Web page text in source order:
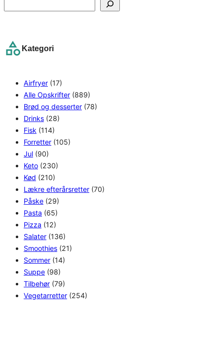
e
c
Kategori
Airfryer (17)
Alle Opskrifter (889)
Brød og desserter (78)
Drinks (28)
Fisk (114)
Forretter (105)
Jul (90)
Keto (230)
Kød (210)
Lækre efterårsretter (70)
Påske (29)
Pasta (65)
Pizza (12)
Salater (136)
Smoothies (21)
Sommer (14)
Suppe (98)
Tilbehør (79)
Vegetarretter (254)